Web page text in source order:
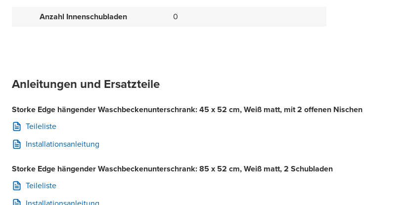
Anzahl Innenschubladen
0
Anleitungen und Ersatzteile
Storke Edge hängender Waschbeckenunterschrank: 45 x 52 cm, Weiß matt, mit 2 offenen Nischen
Teileliste
Installationsanleitung
Storke Edge hängender Waschbeckenunterschrank: 85 x 52 cm, Weiß matt, 2 Schubladen
Teileliste